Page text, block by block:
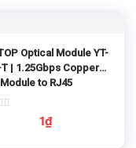
Optical Module YT-
T | 1.25Gbps Copper
to RJ45
1₫